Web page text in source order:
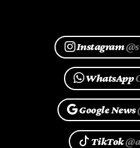
Instagram
WhatsApp
Google News
TikTok